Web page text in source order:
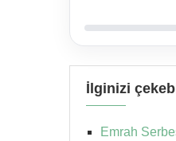
İlginizi
Emrah